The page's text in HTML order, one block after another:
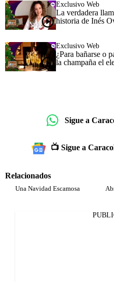
Exclusivo Web
La verdadera
historia de Inés
Exclusivo Web
¿Para bañarse o
la champaña el
Sigue a
📺 Sigue a
Relacionados
Una Navidad Escamosa